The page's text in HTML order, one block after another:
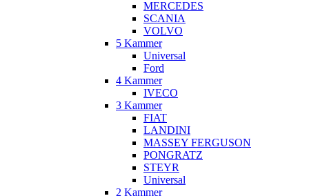
MERCEDES
SCANIA
VOLVO
5 Kammer
Universal
Ford
4 Kammer
IVECO
3 Kammer
FIAT
LANDINI
MASSEY FERGUSON
PONGRATZ
STEYR
Universal
2 Kammer